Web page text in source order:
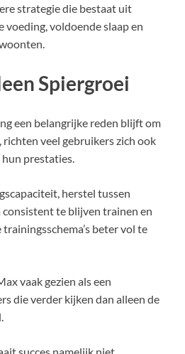
strategie die bestaat uit
voldoende slaap en
Spiergroei
een belangrijke reden blijft om
veel gebruikers zich ook
hun prestaties.
herstel tussen
te blijven trainen en
beter vol te
vaak gezien als een
die verder kijken dan alleen de